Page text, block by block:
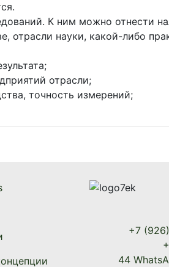
К ним можно отнести
отрасли науки, какой-либо
отрасли;
точность измерений;
+7
44